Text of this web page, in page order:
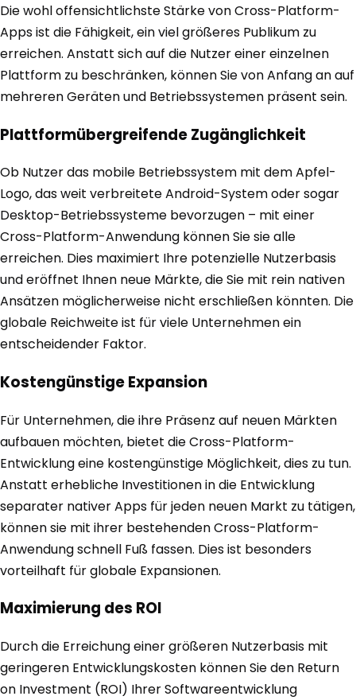
Die wohl offensichtlichste Stärke von Cross-Platform-
Apps ist die Fähigkeit, ein viel größeres Publikum zu
erreichen. Anstatt sich auf die Nutzer einer einzelnen
Plattform zu beschränken, können Sie von Anfang an auf
mehreren Geräten und Betriebssystemen präsent sein.
Plattformübergreifende Zugänglichkeit
Ob Nutzer das mobile Betriebssystem mit dem Apfel-
Logo, das weit verbreitete Android-System oder sogar
Desktop-Betriebssysteme bevorzugen – mit einer
Cross-Platform-Anwendung können Sie sie alle
erreichen. Dies maximiert Ihre potenzielle Nutzerbasis
und eröffnet Ihnen neue Märkte, die Sie mit rein nativen
Ansätzen möglicherweise nicht erschließen könnten. Die
globale Reichweite ist für viele Unternehmen ein
entscheidender Faktor.
Kostengünstige Expansion
Für Unternehmen, die ihre Präsenz auf neuen Märkten
aufbauen möchten, bietet die Cross-Platform-
Entwicklung eine kostengünstige Möglichkeit, dies zu tun.
Anstatt erhebliche Investitionen in die Entwicklung
separater nativer Apps für jeden neuen Markt zu tätigen,
können sie mit ihrer bestehenden Cross-Platform-
Anwendung schnell Fuß fassen. Dies ist besonders
vorteilhaft für globale Expansionen.
Maximierung des ROI
Durch die Erreichung einer größeren Nutzerbasis mit
geringeren Entwicklungskosten können Sie den Return
on Investment (ROI) Ihrer Softwareentwicklung